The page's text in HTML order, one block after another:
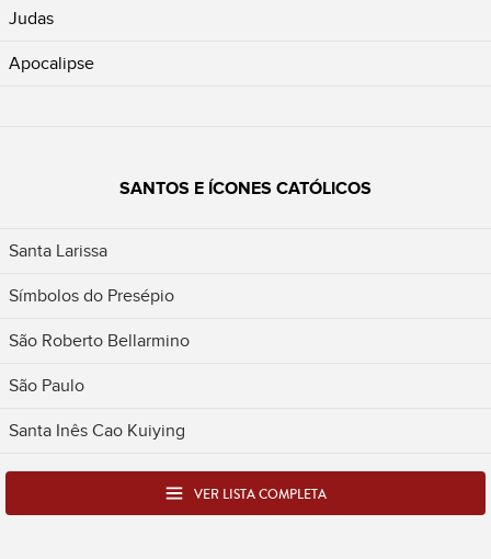
Judas
Apocalipse
SANTOS E ÍCONES CATÓLICOS
Santa Larissa
Símbolos do Presépio
São Roberto Bellarmino
São Paulo
Santa Inês Cao Kuiying
VER LISTA COMPLETA